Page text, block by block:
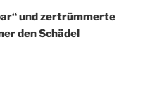
und zertrümmerte
den Schädel